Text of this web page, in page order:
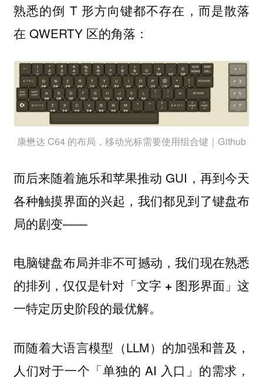
熟悉的倒 T 形方向键都不存在，而是散落
在 QWERTY 区的角落：
康懋达 C64 的布局，移动光标需要使用组合键｜Github
而后来随着施乐和苹果推动 GUI，再到今天
各种触摸界面的兴起，我们都见到了键盘布
局的剧变——
电脑键盘布局并非不可撼动，我们现在熟悉
的排列，仅仅是针对「文字 + 图形界面」这
一特定历史阶段的最优解。
而随着大语言模型（LLM）的加强和普及，
人们对于一个「单独的 AI 入口」的需求，